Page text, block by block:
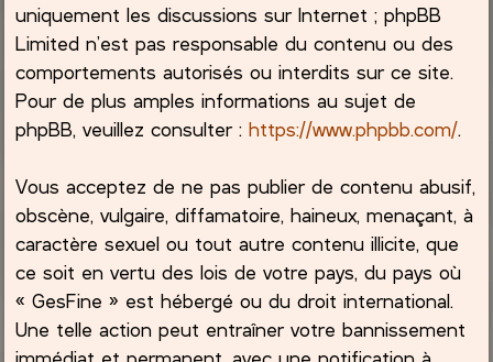
uniquement les discussions sur Internet ; phpBB
Limited n’est pas responsable du contenu ou des
comportements autorisés ou interdits sur ce site.
Pour de plus amples informations au sujet de
phpBB, veuillez consulter :https://www.phpbb.com/.
Vous acceptez de ne pas publier de contenu abusif,
obscène, vulgaire, diffamatoire, haineux, menaçant, à
caractère sexuel ou tout autre contenu illicite, que
ce soit en vertu des lois de votre pays, du pays où
« GesFine » est hébergé ou du droit international.
Une telle action peut entraîner votre bannissement